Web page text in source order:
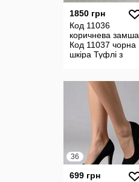
1850 грн
Код 11036
коричнева замша
Код 11037 чорна
шкіра Туфлі з
Натуральна зам
36
699 грн